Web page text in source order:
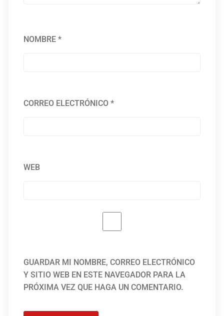
NOMBRE*
CORREO ELECTRÓNICO*
WEB
GUARDAR MI NOMBRE, CORREO ELECTRÓNICO
Y SITIO WEB EN ESTE NAVEGADOR PARA LA
PRÓXIMA VEZ QUE HAGA UN COMENTARIO.